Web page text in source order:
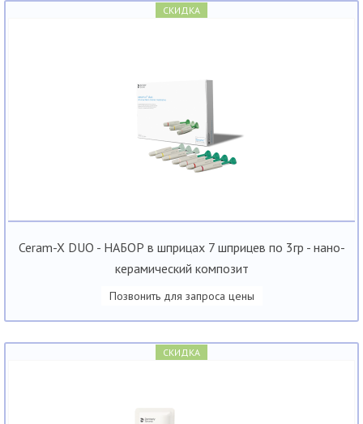
СКИДКА
Ceram-X DUO - НАБОР в шприцах 7 шприцев по 3гр - нано-
керамический композит
Позвонить для запроса цены
СКИДКА